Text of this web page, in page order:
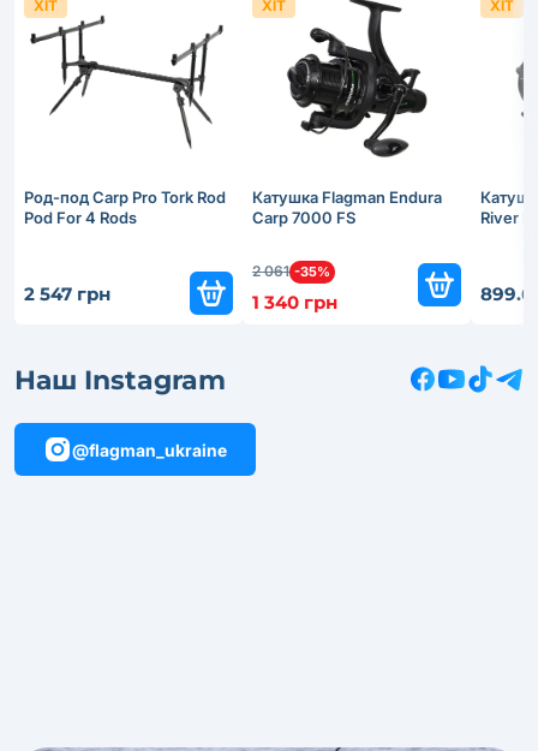
Род-под Carp Pro Tork Rod
Pod For 4 Rods
2 547 грн
ХІТ
Катушка Flagman Endura
Carp 7000 FS
2 061 -35%
1 340 грн
ХІТ
River
899.6
ХІТ
Наш Instagram
@flagman_ukraine